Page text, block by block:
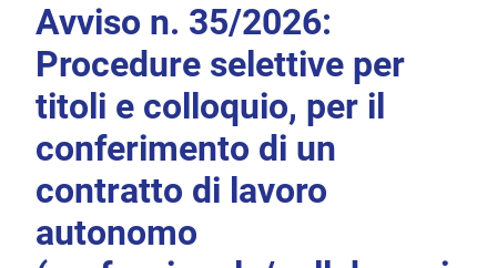
Avviso n. 35/2026:
Procedure selettive per
titoli e colloquio, per il
conferimento di un
contratto di lavoro
autonomo